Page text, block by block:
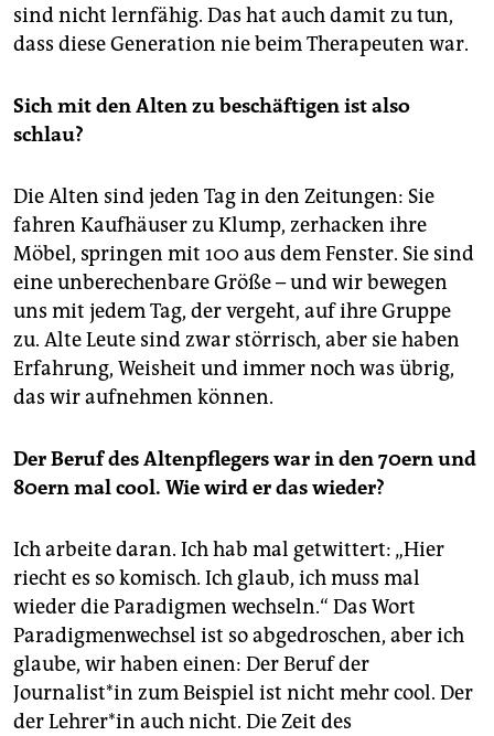
sind nicht lernfähig. Das hat auch damit zu tun,
dass diese Generation nie beim Therapeuten war.
Sich mit den Alten zu beschäftigen ist also
schlau?
Die Alten sind jeden Tag in den Zeitungen: Sie
fahren Kaufhäuser zu Klump, zerhacken ihre
Möbel, springen mit 100 aus dem Fenster. Sie sind
eine unberechenbare Größe – und wir bewegen
uns mit jedem Tag, der vergeht, auf ihre Gruppe
zu. Alte Leute sind zwar störrisch, aber sie haben
Erfahrung, Weisheit und immer noch was übrig,
das wir aufnehmen können.
Der Beruf des Altenpflegers war in den 70ern und
80ern mal cool. Wie wird er das wieder?
Ich arbeite daran. Ich hab mal getwittert: „Hier
riecht es so komisch. Ich glaub, ich muss mal
wieder die Paradigmen wechseln.“ Das Wort
Paradigmenwechsel ist so abgedroschen, aber ich
glaube, wir haben einen: Der Beruf der
Journalist*in zum Beispiel ist nicht mehr cool. Der
der Lehrer*in auch nicht. Die Zeit des